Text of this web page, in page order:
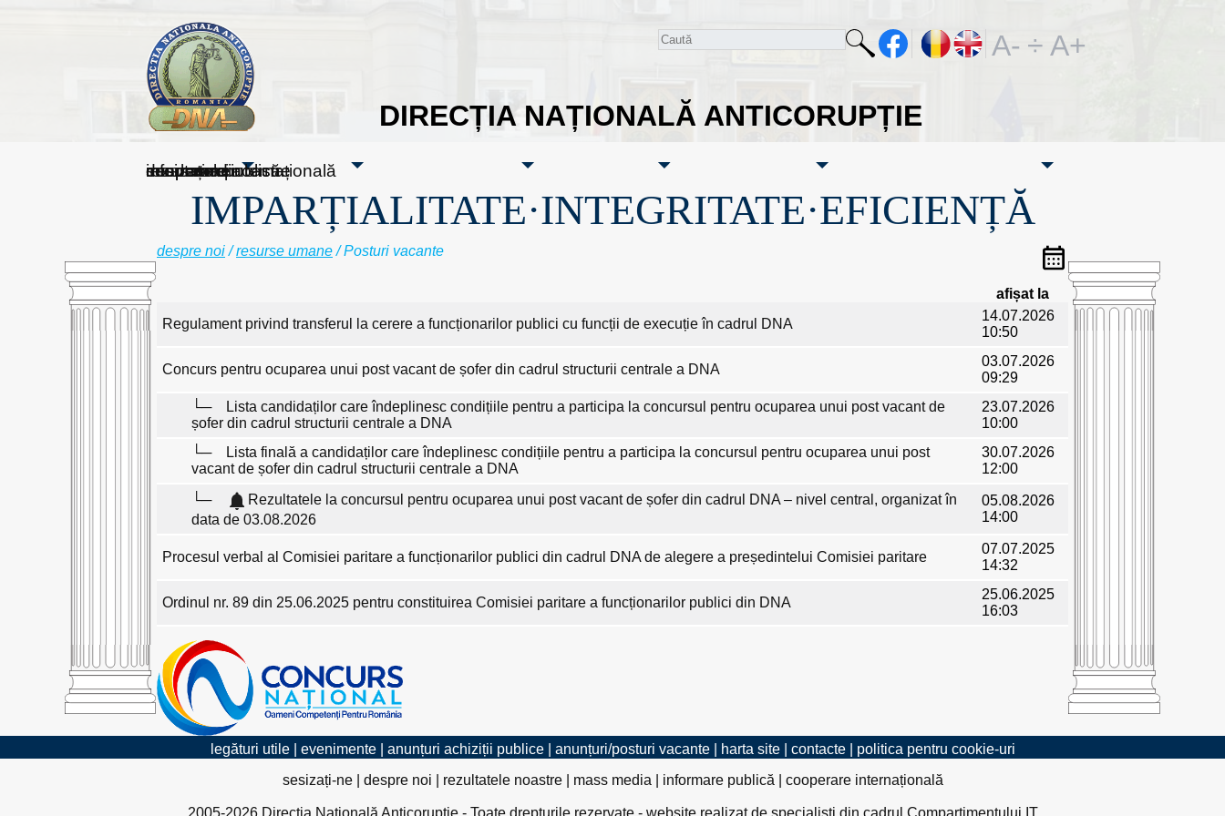
DIRECȚIA NAȚIONALĂ ANTICORUPȚIE
A- ÷ A+
sesizați-ne
despre noi
rezultatele noastre
mass media
informare publică
cooperare internațională
IMPARȚIALITATE·INTEGRITATE·EFICIENȚĂ
despre noi/resurse umane/ Posturi vacante
afișat la
Regulament privind transferul la cerere a funcționarilor publici cu funcții de execuție în cadrul DNA
14.07.2026
10:50
Concurs pentru ocuparea unui post vacant de șofer din cadrul structurii centrale a DNA
03.07.2026
09:29
Lista candidaților care îndeplinesc condițiile pentru a participa la concursul pentru ocuparea unui post vacant de
șofer din cadrul structurii centrale a DNA
23.07.2026
10:00
Lista finală a candidaților care îndeplinesc condițiile pentru a participa la concursul pentru ocuparea unui post
vacant de șofer din cadrul structurii centrale a DNA
30.07.2026
12:00
Rezultatele la concursul pentru ocuparea unui post vacant de șofer din cadrul DNA – nivel central, organizat în
data de 03.08.2026
05.08.2026
14:00
Procesul verbal al Comisiei paritare a funcționarilor publici din cadrul DNA de alegere a președintelui Comisiei paritare
07.07.2025
14:32
Ordinul nr. 89 din 25.06.2025 pentru constituirea Comisiei paritare a funcționarilor publici din DNA
25.06.2025
16:03
legături utile| evenimente| anunțuri achiziții publice| anunțuri/posturi vacante| harta site| contacte| politica pentru cookie-uri
sesizați-ne| despre noi rezultatele noastre| mass media informare publică cooperare internațională
2005-2026 Direcția Națională Anticorupție - Toate drepturile rezervate - website realizat de specialiști din cadrul Compartimentului IT